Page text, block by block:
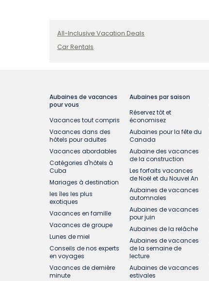
All-Inclusive Vacation Deals
Car Rentals
Aubaines de vacances
pour vous
Vacances tout compris
Vacances dans des
hôtels pour adultes
Vacances abordables
Catégories d'hôtels à
Cuba
Mariages à destination
les îles les plus
exotiques
Vacances en famille
Vacances de groupe
Lunes de miel
Conseils de nos experts
en voyages
Vacances de dernière
minute
Aubaines par saison
Réservez tôt et
économisez
Aubaines pour la fête du
Canada
Aubaine des vacances
de la construction
Les forfaits vacances
de Noël et du Nouvel An
Aubaines de vacances
automnales
Aubaines de vacances
pour juin
Aubaines de la relâche
Aubaines de vacances
de la semaine de
lecture
Aubaines de vacances
estivales